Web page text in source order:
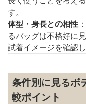
す。
体型・身長との相性
るバッグは不格好に見
試着イメージを確認
条件別に見るボ
較ポイント